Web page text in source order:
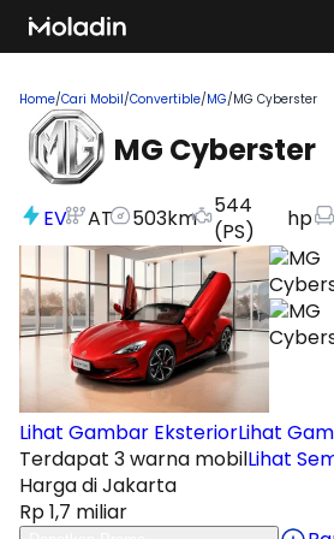
Home/Cari Mobil/Convertible/MG/MG Cyberster
MG Cyberster
EV AT 503km
544
(PS)
hp
Lihat Gambar EksteriorLihat
Terdapat 3 warna mobilLihat
Harga di Jakarta
Rp 1,7 miliar